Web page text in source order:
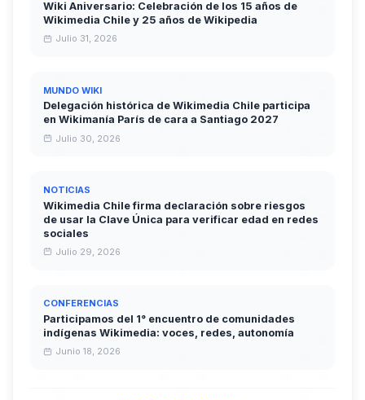
Wiki Aniversario: Celebración de los 15 años de
Wikimedia Chile y 25 años de Wikipedia
Julio 31, 2026
MUNDO WIKI
Delegación histórica de Wikimedia Chile participa
en Wikimanía París de cara a Santiago 2027
Julio 30, 2026
NOTICIAS
Wikimedia Chile firma declaración sobre riesgos
de usar la Clave Única para verificar edad en redes
sociales
Julio 29, 2026
CONFERENCIAS
Participamos del 1° encuentro de comunidades
indígenas Wikimedia: voces, redes, autonomía
Junio 18, 2026